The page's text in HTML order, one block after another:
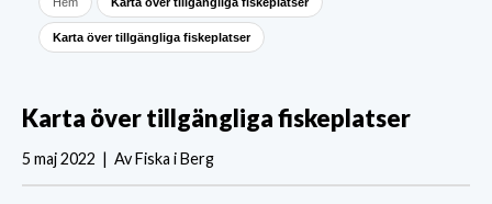
Karta över tillgängliga fiskeplatser
Karta över tillgängliga fiskeplatser
5 maj 2022 | Av Fiska i Berg